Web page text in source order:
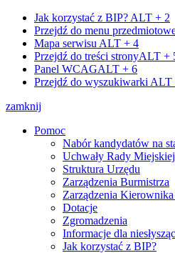
Jak korzystać z BIP? ALT + 2
Przejdź do menu
Mapa serwisu ALT + 4
Przejdź do treści stronyALT +
Panel WCAGALT + 6
Przejdź do wyszukiwarki ALT
zamknij
Pomoc
Nabór kandydatów na
Uchwały Rady Miejskiej
Struktura Urzędu
Zarządzenia Burmistrza
Zarządzenia
Dotacje
Zgromadzenia
Informacje dla
Jak korzystać z BIP?